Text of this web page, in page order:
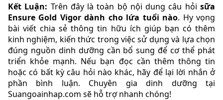
Kết Luận: Trên đây là toàn bộ nội dung câu hỏisữa
Ensure Gold Vigor dành cho lứa tuổi nào. Hy vọng
bài viết chia sẻ thông tin hữu ích giúp bạn có thêm
kinh nghiệm, kiến thức trong việc sử dụng và lựa chọn
đúng nguồn dinh dưỡng cần bổ sung để cơ thể phát
triển khỏe mạnh. Nếu bạn đọc cần thêm thông tin
hoặc có bất kỳ câu hỏi nào khác, hãy để lại lời nhắn ở
phần bình luận. Chuyên gia dinh dưỡng tại
Suangoainhap.com sẽ hỗ trợ nhanh chóng!